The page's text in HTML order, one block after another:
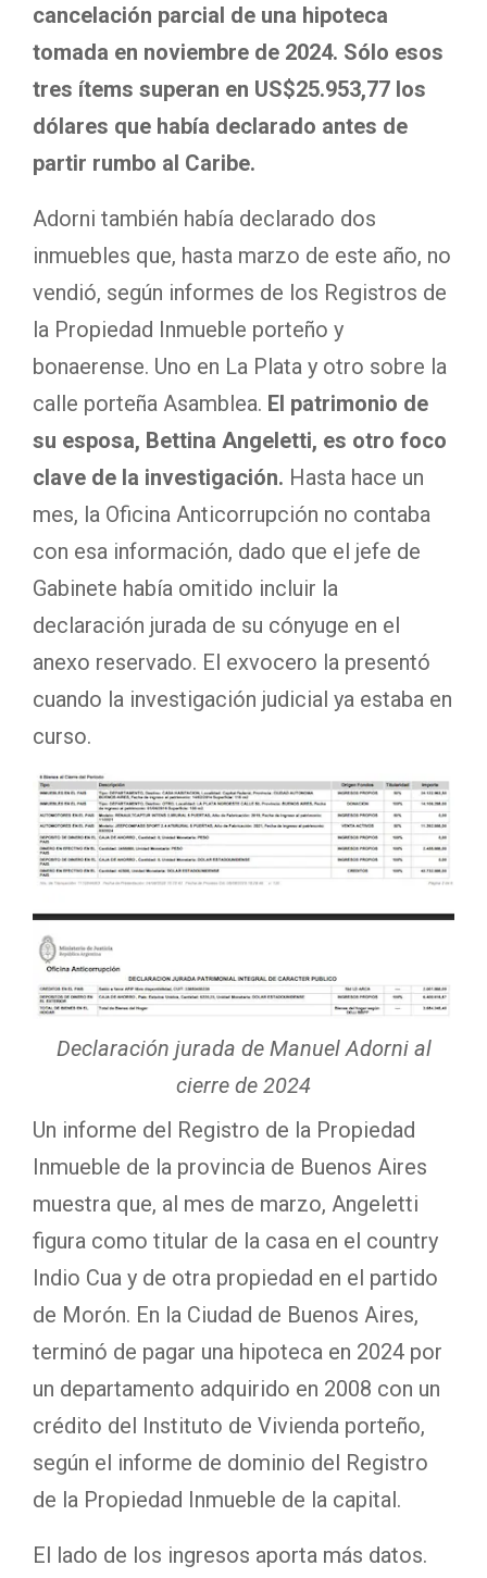
cancelación parcial de una hipoteca
tomada en noviembre de 2024. Sólo esos
tres ítems superan en US$25.953,77 los
dólares que había declarado antes de
partir rumbo al Caribe.
Adorni también había declarado dos
inmuebles que, hasta marzo de este año, no
vendió, según informes de los Registros de
la Propiedad Inmueble porteño y
bonaerense. Uno en La Plata y otro sobre la
calle porteña Asamblea. El patrimonio de
su esposa, Bettina Angeletti, es otro foco
clave de la investigación. Hasta hace un
mes, la Oficina Anticorrupción no contaba
con esa información, dado que el jefe de
Gabinete había omitido incluir la
declaración jurada de su cónyuge en el
anexo reservado. El exvocero la presentó
cuando la investigación judicial ya estaba en
curso.
Declaración jurada de Manuel Adorni al
cierre de 2024
Un informe del Registro de la Propiedad
Inmueble de la provincia de Buenos Aires
muestra que, al mes de marzo, Angeletti
figura como titular de la casa en el country
Indio Cua y de otra propiedad en el partido
de Morón. En la Ciudad de Buenos Aires,
terminó de pagar una hipoteca en 2024 por
un departamento adquirido en 2008 con un
crédito del Instituto de Vivienda porteño,
según el informe de dominio del Registro
de la Propiedad Inmueble de la capital.
El lado de los ingresos aporta más datos.